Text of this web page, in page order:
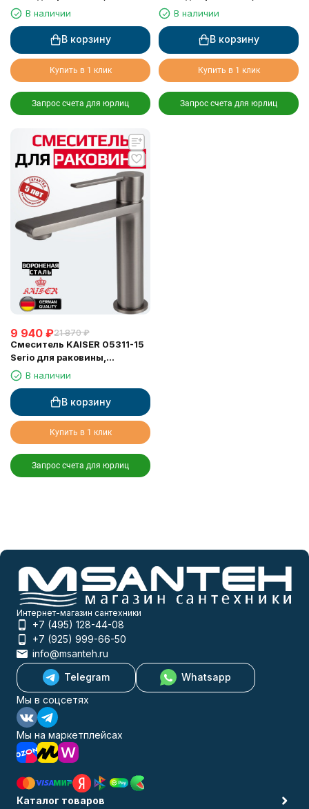
поворотный, чёрный
матовый (картридж 6202)
В наличии
В корзину
Купить в 1 клик
Запрос счета для юрлиц
неповоротный, шлифованное
золото (картридж 6202)
В наличии
В корзину
Купить в 1 клик
Запрос счета для юрлиц
9 940 ₽21 870 ₽
Смеситель KAISER 05311-15
Serio для раковины,
неповоротный, воронёная
сталь (картридж 6202)
В наличии
В корзину
Купить в 1 клик
Запрос счета для юрлиц
Интернет-магазин сантехники
+7 (495) 128-44-08
+7 (925) 999-66-50
info@msanteh.ru
Telegram
Whatsapp
Мы в соцсетях
Мы на маркетплейсах
Каталог товаров